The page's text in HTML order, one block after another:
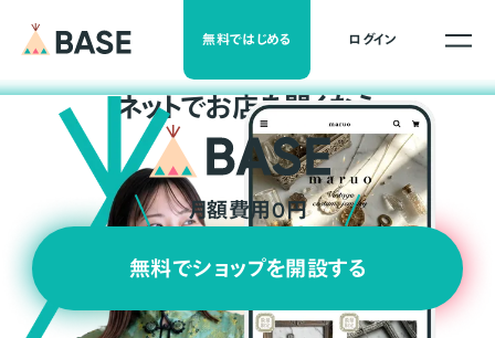
無料ではじめる ログイン
ネットでお店を開くなら
月額費用0円
無料でショップを開設する